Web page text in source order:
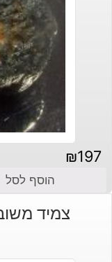
₪197
הוסף לסל
צמיד